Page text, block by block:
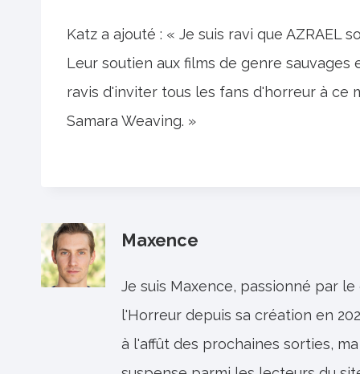
Katz a ajouté : « Je suis ravi que AZRAEL
Leur soutien aux films de genre
ravis d'inviter tous les fans d'horreur à ce
Samara Weaving. »
Maxence
Je suis Maxence, passionné par
l'Horreur depuis sa création en
à l'affût des prochaines sorties,